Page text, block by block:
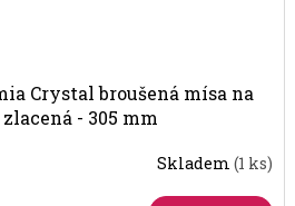
Crystal broušená mísa na
- 305 mm
Skladem (1 ks)